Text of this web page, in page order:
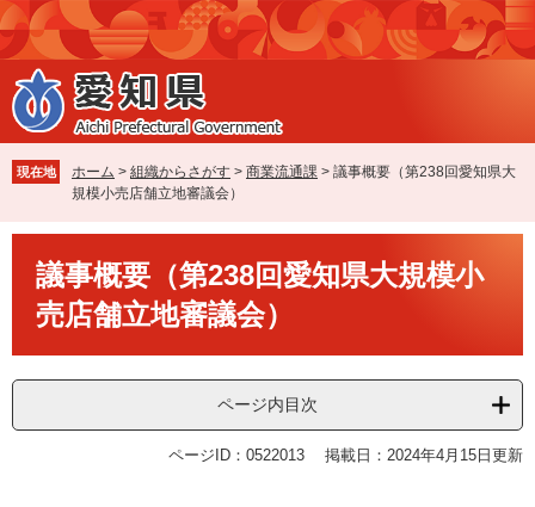
ペ
ー
ジ
の
先
で
す
メ
ニ
ュ
ー
を
ば
し
本
現在地 ホーム > 組織からさがす > 商業流通課 > 議事概要（第238回愛知県大
規模小売店舗立地審議会）
議事概要（第238回愛知県大規模小
売店舗立地審議会）
ページ内目次
ページID：0522013 掲載日：2024年4月15日更新